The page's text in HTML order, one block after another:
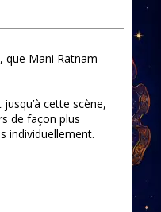
que Mani Ratnam
cette scène,
de façon plus
individuellement.